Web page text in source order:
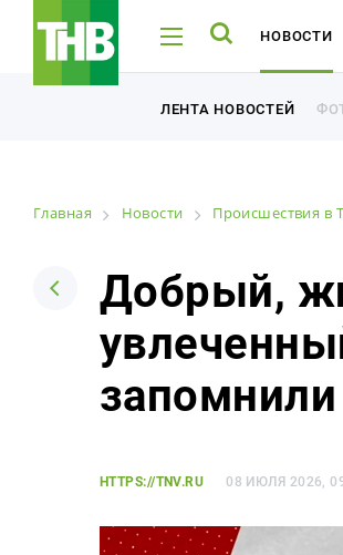
НОВОСТИ
ЛЕНТА НОВОСТЕЙ
ТНВ-ТАТАРСТАН
ЛЕНТА НОВОСТЕЙ
Новости
Лента новостей
Видео
Сюжеты
Главная Новости Происшествия в
Добрый,
HTTPS://TNV.RU 08 ИЮЛЯ 2026,